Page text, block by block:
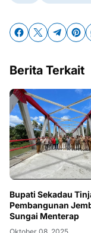
Berita Terkait
Bupati Sekadau
Pembangunan
Sungai Menterap